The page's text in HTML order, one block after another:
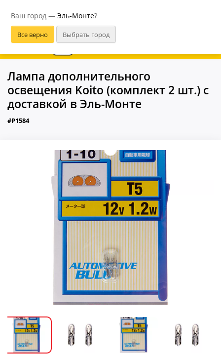
Ваш город — Эль-Монте?
В приложении удобнее
Лампа дополнительного
освещения Koito (комплект 2 шт.) с
доставкой в Эль-Монте
#P1584